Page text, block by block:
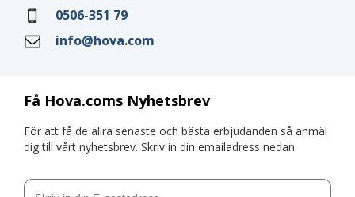
Få Hova.coms Nyhetsbrev
För att få de allra senaste och bästa erbjudanden så anmäl
dig till vårt nyhetsbrev. Skriv in din emailadress nedan.
0506-351 79
info@hova.com